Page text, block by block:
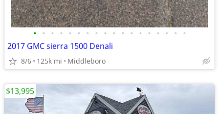
• • • • • • • • • • • • • • • • • •
2017 GMC sierra 1500 Denali
8/6 125k mi Middleboro
$13,995